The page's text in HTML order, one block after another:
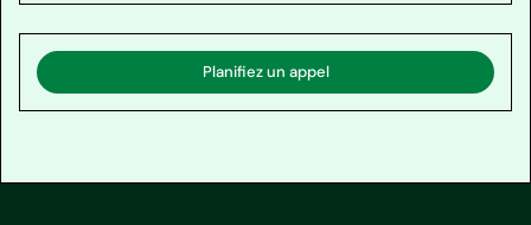
Planifiez un appel